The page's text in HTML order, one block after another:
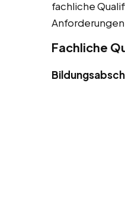
fachliche
Fachliche